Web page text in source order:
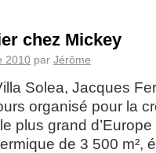
chez Mickey
2010 par Jérôme
Solea, Jacques
organisé pour la
plus grand
de 3 500 m²,